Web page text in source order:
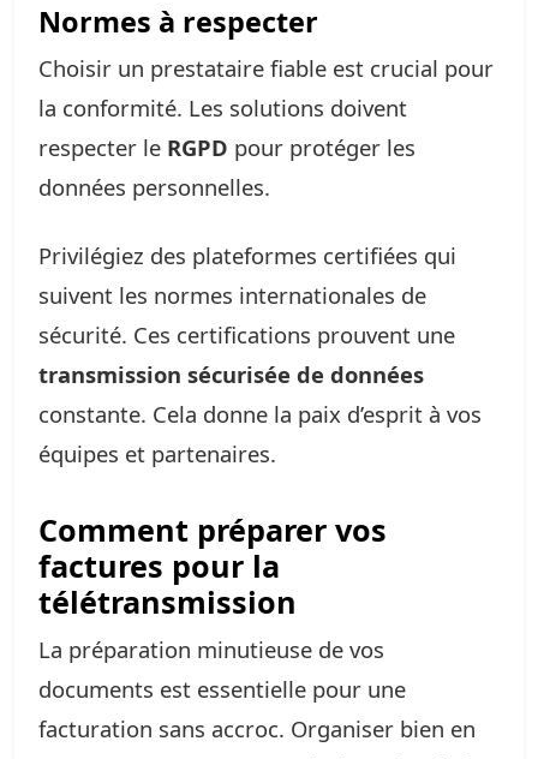
Normes à respecter
Choisir un prestataire fiable est crucial pour
la conformité. Les solutions doivent
respecter le RGPD pour protéger les
données personnelles.
Privilégiez des plateformes certifiées qui
suivent les normes internationales de
sécurité. Ces certifications prouvent une
transmission sécurisée de données
constante. Cela donne la paix d’esprit à vos
équipes et partenaires.
Comment préparer vos
factures pour la
télétransmission
La préparation minutieuse de vos
documents est essentielle pour une
facturation sans accroc. Organiser bien en